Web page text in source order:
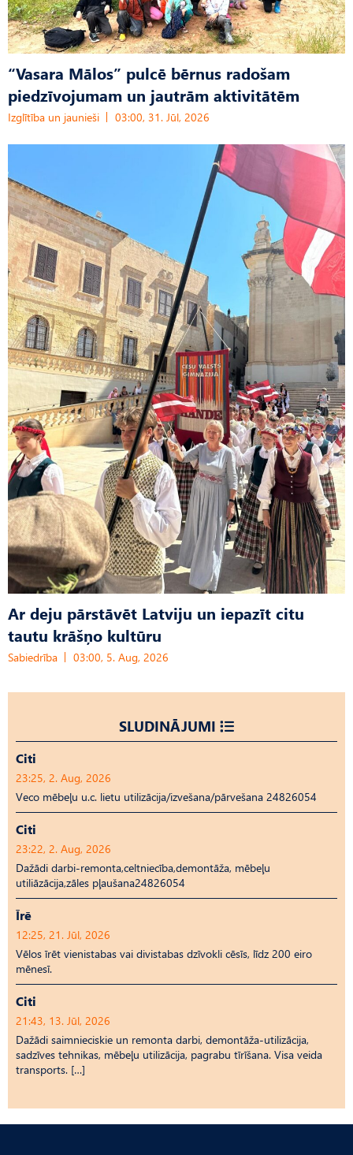
“Vasara Mālos” pulcē bērnus radošam
piedzīvojumam un jautrām aktivitātēm
Izglītība un jaunieši 03:00, 31. Jūl, 2026
Ar deju pārstāvēt Latviju un iepazīt citu
tautu krāšņo kultūru
Sabiedrība 03:00, 5. Aug, 2026
SLUDINĀJUMI
Citi
23:25, 2. Aug, 2026
Veco mēbeļu u.c. lietu utilizācija/izvešana/pārvešana 24826054
Citi
23:22, 2. Aug, 2026
Dažādi darbi-remonta,celtniecība,demontāža, mēbeļu
utiliāzācija,zāles pļaušana24826054
Īrē
12:25, 21. Jūl, 2026
Vēlos īrēt vienistabas vai divistabas dzīvokli cēsīs, līdz 200 eiro
mēnesī.
Citi
21:43, 13. Jūl, 2026
Dažādi saimnieciskie un remonta darbi, demontāža-utilizācija,
sadzīves tehnikas, mēbeļu utilizācija, pagrabu tīrīšana. Visa veida
transports. […]